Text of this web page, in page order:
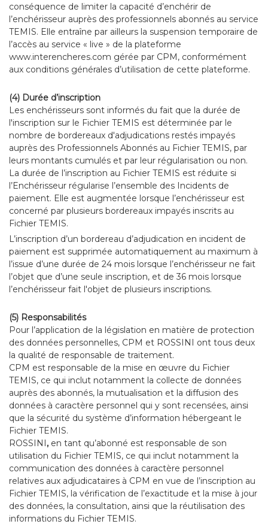
conséquence de limiter la capacité d’enchérir de
l’enchérisseur auprès des professionnels abonnés au service
TEMIS. Elle entraîne par ailleurs la suspension temporaire de
l’accès au service « live » de la plateforme
www.interencheres.com gérée par CPM, conformément
aux conditions générales d’utilisation de cette plateforme.
(4) Durée d’inscription
Les enchérisseurs sont informés du fait que la durée de
l'inscription sur le Fichier TEMIS est déterminée par le
nombre de bordereaux d'adjudications restés impayés
auprès des Professionnels Abonnés au Fichier TEMIS, par
leurs montants cumulés et par leur régularisation ou non.
La durée de l’inscription au Fichier TEMIS est réduite si
l’Enchérisseur régularise l’ensemble des Incidents de
paiement. Elle est augmentée lorsque l’enchérisseur est
concerné par plusieurs bordereaux impayés inscrits au
Fichier TEMIS.
L’inscription d’un bordereau d’adjudication en incident de
paiement est supprimée automatiquement au maximum à
l’issue d’une durée de 24 mois lorsque l’enchérisseur ne fait
l’objet que d’une seule inscription, et de 36 mois lorsque
l’enchérisseur fait l'objet de plusieurs inscriptions.
(5) Responsabilités
Pour l’application de la législation en matière de protection
des données personnelles, CPM et ROSSINI ont tous deux
la qualité de responsable de traitement.
CPM est responsable de la mise en œuvre du Fichier
TEMIS, ce qui inclut notamment la collecte de données
auprès des abonnés, la mutualisation et la diffusion des
données à caractère personnel qui y sont recensées, ainsi
que la sécurité du système d’information hébergeant le
Fichier TEMIS.
ROSSINI, en tant qu’abonné est responsable de son
utilisation du Fichier TEMIS, ce qui inclut notamment la
communication des données à caractère personnel
relatives aux adjudicataires à CPM en vue de l’inscription au
Fichier TEMIS, la vérification de l’exactitude et la mise à jour
des données, la consultation, ainsi que la réutilisation des
informations du Fichier TEMIS.